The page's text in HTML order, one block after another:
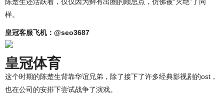
陈楚生还活跃着，仅仅因为鲜有出圈的顾忌点，仿佛被“灭绝”了同
样。
皇冠客服飞机：@seo3687
皇冠体育
这个时期的陈楚生背靠华谊兄弟，除了接下了许多经典影视剧的ost，
也在公司的安排下尝试战争了演戏。